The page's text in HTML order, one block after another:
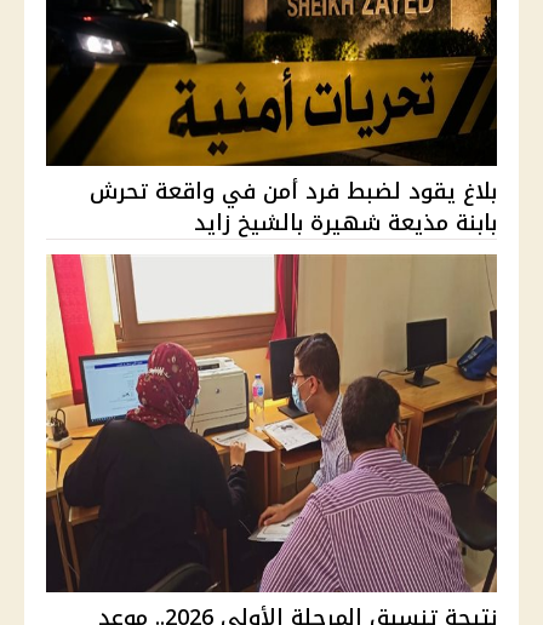
بلاغ يقود لضبط فرد أمن في واقعة تحرش
بابنة مذيعة شهيرة بالشيخ زايد